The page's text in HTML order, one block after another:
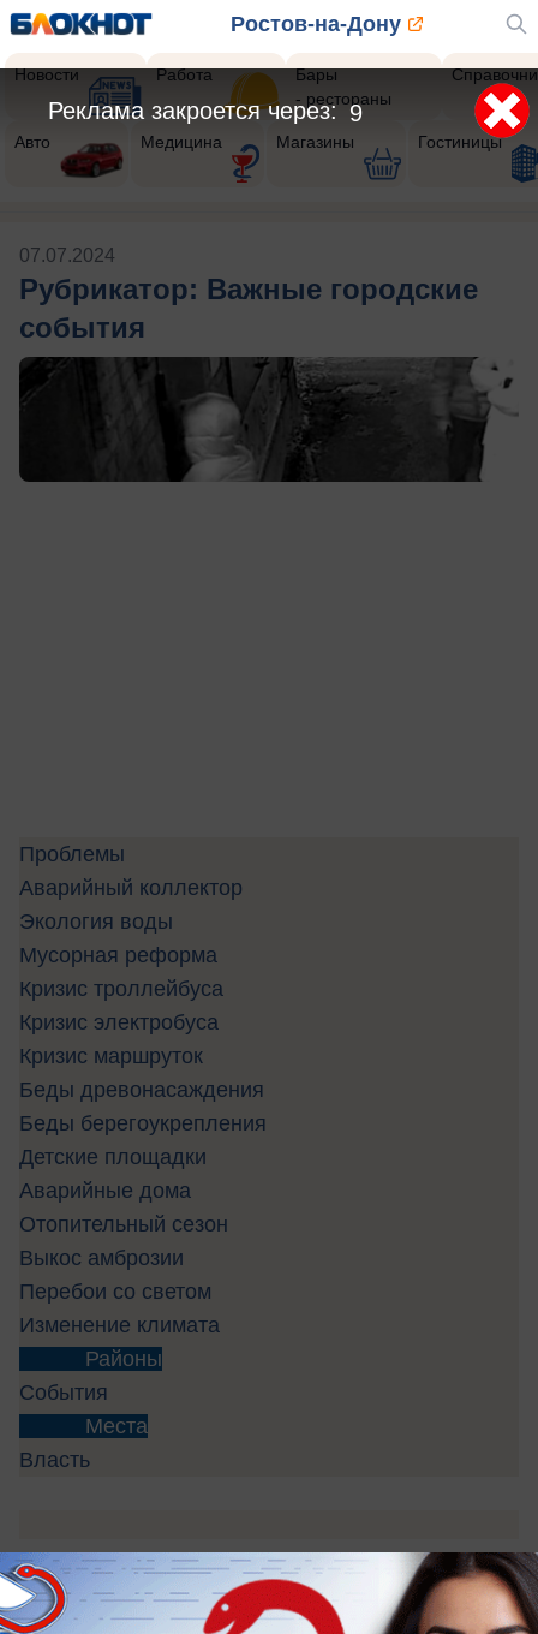
Ростов-на-Дону
Новости Работа
Бары
- рестораны
Авто Медицина Магазины Гостиницы
07.07.2024
Рубрикатор: Важные городские
события
Проблемы
Аварийный коллектор
Экология воды
Мусорная реформа
Кризис троллейбуса
Кризис электробуса
Кризис маршруток
Беды древонасаждения
Беды берегоукрепления
Детские площадки
Аварийные дома
Отопительный сезон
Выкос амброзии
Перебои со светом
Изменение климата
Районы
События
Места
Власть
Пропавшие без вести
9
Реклама закроется через: